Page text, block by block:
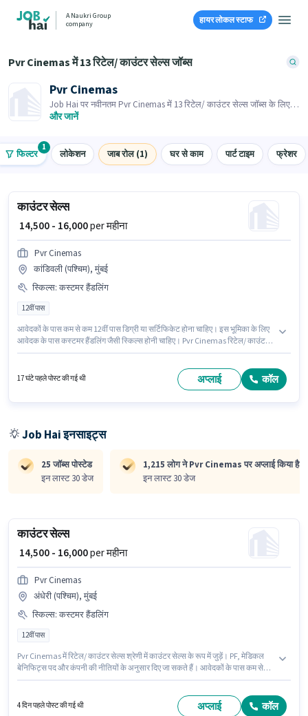
A Naukri Group
company
हायर लोकल स्टाफ
Pvr Cinemas में 13 रिटेल/ काउंटर सेल्स जॉब्स
Pvr Cinemas
Job Hai पर नवीनतम Pvr Cinemas में 13 रिटेल/ काउंटर सेल्स जॉब्स के लिए
आवेदन करें! भर्तीकर्ता के पास आपके क्षेत्र में तत्काल रिक्तियां हैं।
और जानें
फिल्टर
1
लोकेशन जाब रोल (1) घर से काम पार्ट टाइम फ्रेशर
काउंटर सेल्स
₹ 14,500 - 16,000per महीना
Pvr Cinemas
कांडिवली (पश्चिम), मुंबई
स्किल्स: कस्टमर हैंडलिंग
12वीं पास
आवेदकों के पास कम से कम 12वीं पास डिग्री या सर्टिफिकेट होना चाहिए। इस भूमिका के लिए
आवेदक के पास कस्टमर हैंडलिंग जैसी स्किल्स होनी चाहिए। Pvr Cinemas रिटेल/ काउंटर
सकते हैं। इस भूमिका के साथ अतिरिक्त लाभ जैसे PF, मेडिकल बेनिफिट्स भी मिलेंगे।
17 घंटे पहले पोस्ट की गई थी अप्लाई कॉल
Job Hai इनसाइट्स
25 जॉब्स पोस्टेड
इन लास्ट 30 डेज
1,215 लोग ने Pvr Cinemas पर अप्लाई किया है
इन लास्ट 30 डेज
काउंटर सेल्स
₹ 14,500 - 16,000per महीना
Pvr Cinemas
अंधेरी (पश्चिम), मुंबई
स्किल्स: कस्टमर हैंडलिंग
12वीं पास
Pvr Cinemas में रिटेल/ काउंटर सेल्स श्रेणी में काउंटर सेल्स के रूप में जुड़ें। PF, मेडिकल
बेनिफिट्स पद और कंपनी की नीतियों के अनुसार दिए जा सकते हैं। आवेदकों के पास कम से
रहेगा। इस पद के लिए Fixed सैलरी उपलब्ध है।
4 दिन पहले पोस्ट की गई थी अप्लाई कॉल